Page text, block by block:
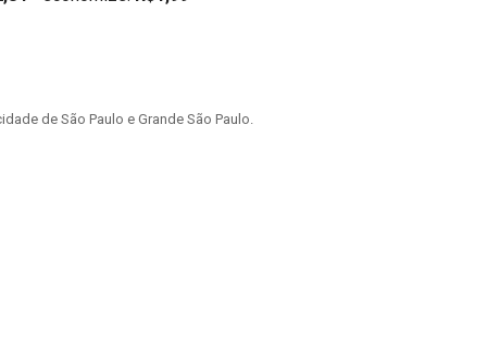
de São Paulo e Grande São Paulo.